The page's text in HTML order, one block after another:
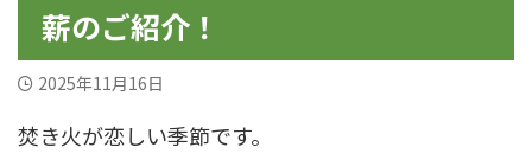
薪のご紹介！
2025年11月16日
焚き火が恋しい季節です。